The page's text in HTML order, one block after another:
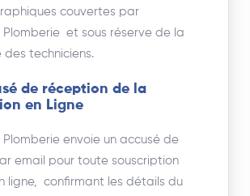
couvertes par
Plomberie et sous réserve de la
des techniciens.
de réception de la
en Ligne
Plomberie envoie un accusé de
email pour toute souscription
ligne, confirmant les détails du